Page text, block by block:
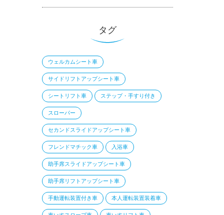
タグ
ウェルカムシート車
サイドリフトアップシート車
シートリフト車 ステップ・手すり付き
スローパー
セカンドスライドアップシート車
フレンドマチック車 入浴車
助手席スライドアップシート車
助手席リフトアップシート車
手動運転装置付き車 本人運転装置装着車